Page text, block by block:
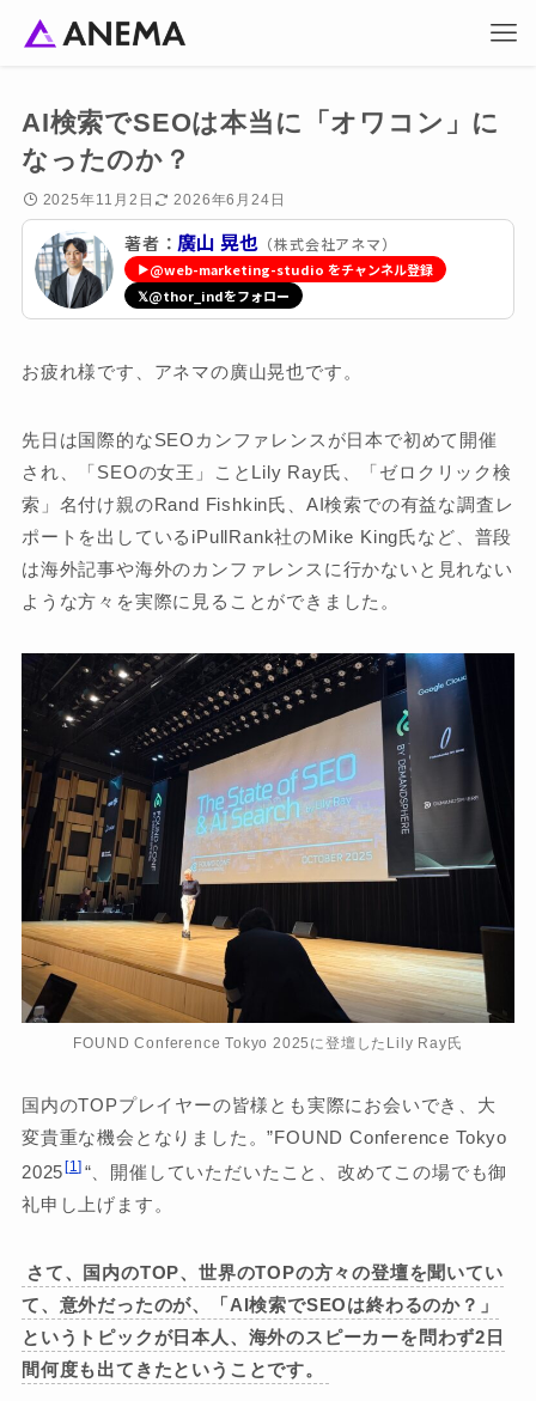
AI検索でSEOは本当に「オワコン」に
なったのか？
2025年11月2日 2026年6月24日
著者：廣山 晃也 （株式会社アネマ）
▶@web-marketing-studio をチャンネル登録
𝕏@thor_indをフォロー
お疲れ様です、アネマの廣山晃也です。
先日は国際的なSEOカンファレンスが日本で初めて開催
され、「SEOの女王」ことLily Ray氏、「ゼロクリック検
索」名付け親のRand Fishkin氏、AI検索での有益な調査レ
ポートを出しているiPullRank社のMike King氏など、普段
は海外記事や海外のカンファレンスに行かないと見れない
ような方々を実際に見ることができました。
FOUND Conference Tokyo 2025に登壇したLily Ray氏
国内のTOPプレイヤーの皆様とも実際にお会いでき、大
変貴重な機会となりました。”FOUND Conference Tokyo
2025 1 “、開催していただいたこと、改めてこの場でも御
礼申し上げます。
さて、国内のTOP、世界のTOPの方々の登壇を聞いてい
て、意外だったのが、「AI検索でSEOは終わるのか？」
というトピックが日本人、海外のスピーカーを問わず2日
間何度も出てきたということです。